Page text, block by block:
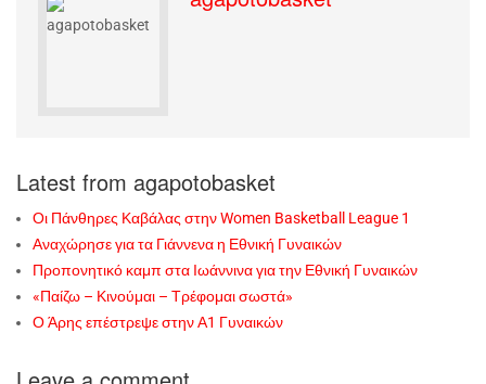
Latest from agapotobasket
Οι Πάνθηρες Καβάλας στην Women Basketball League 1
Αναχώρησε για τα Γιάννενα η Εθνική Γυναικών
Προπονητικό καμπ στα Ιωάννινα για την Εθνική Γυναικών
«Παίζω – Κινούμαι – Τρέφομαι σωστά»
Ο Άρης επέστρεψε στην Α1 Γυναικών